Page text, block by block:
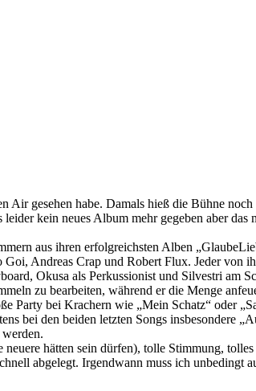
Air gesehen habe. Damals hieß die Bühne
kein neues Album mehr gegeben aber
aus ihren erfolgreichsten Alben
Andreas Crap und Robert Flux. Jeder von
Okusa als Perkussionist und Silvestri am
zu bearbeiten, während er die Menge
Party bei Krachern wie „Mein Schatz“ oder
bei den beiden letzten Songs insbesondere
hätten sein dürfen), tolle Stimmung,
abgelegt. Irgendwann muss ich